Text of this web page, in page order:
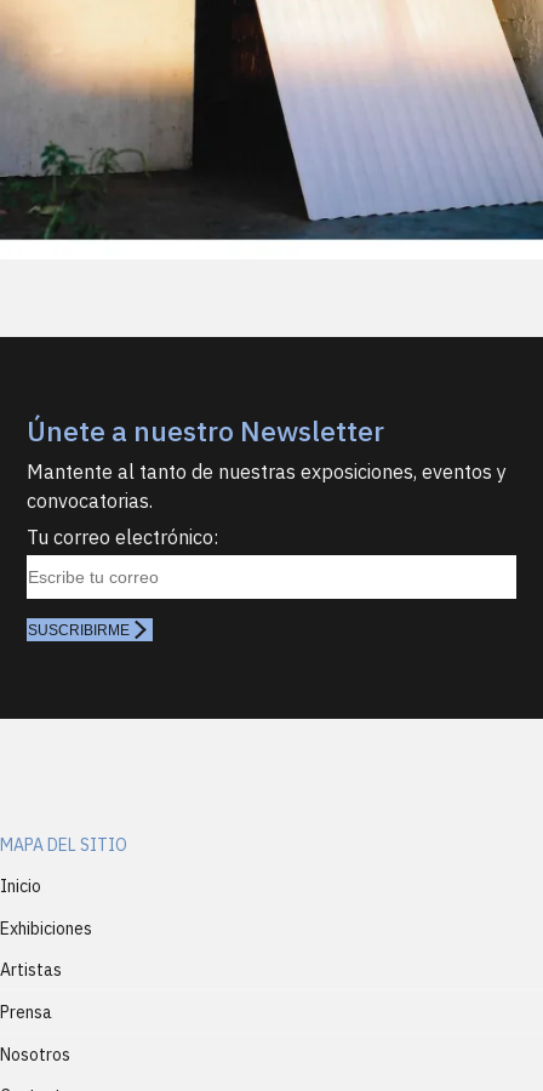
Únete a nuestro Newsletter
Mantente al tanto de nuestras exposiciones, eventos y
convocatorias.
Tu correo electrónico:
SUSCRIBIRME
MAPA DEL SITIO
Inicio
Exhibiciones
Artistas
Prensa
Nosotros